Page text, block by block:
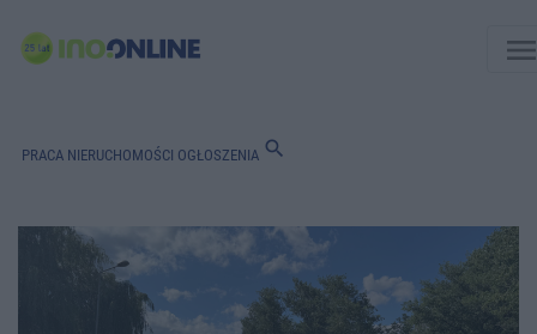
PRACA NIERUCHOMOŚCI OGŁOSZENIA search